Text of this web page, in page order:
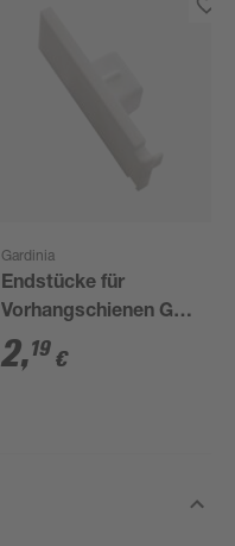
Gardinia
Endstücke für
Vorhangschienen GE
1 weiß 2 Stück
2,19 €